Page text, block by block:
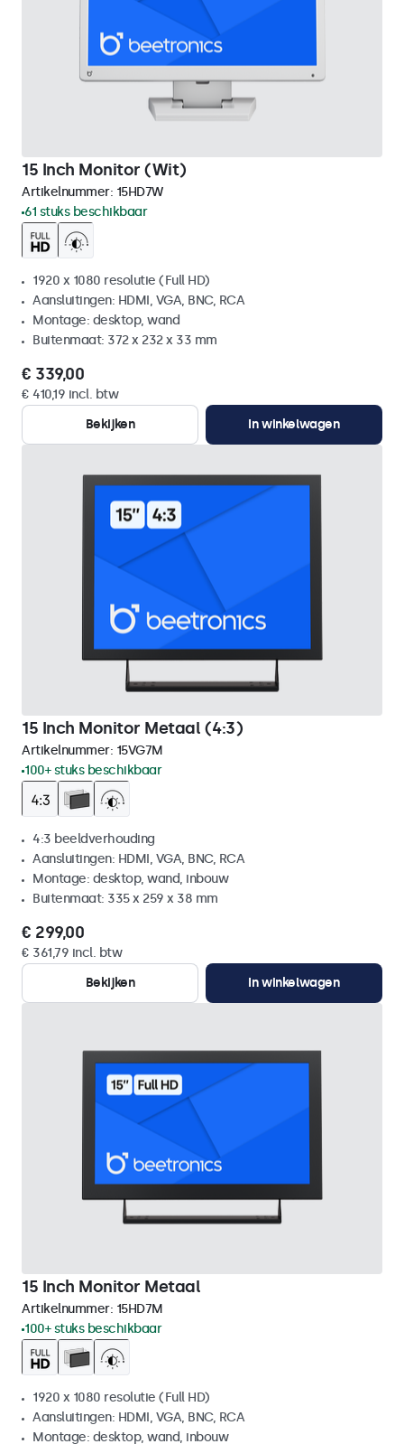
15 Inch Monitor (Wit)
Artikelnummer: 15HD7W
61 stuks beschikbaar
1920 x 1080 resolutie (Full HD)
Aansluitingen: HDMI, VGA, BNC, RCA
Montage: desktop, wand
Buitenmaat: 372 x 232 x 33 mm
€ 339,00
€ 410,19 incl. btw
Bekijken
In winkelwagen
15 Inch Monitor Metaal (4:3)
Artikelnummer: 15VG7M
100+ stuks beschikbaar
4:3 beeldverhouding
Aansluitingen: HDMI, VGA, BNC, RCA
Montage: desktop, wand, inbouw
Buitenmaat: 335 x 259 x 38 mm
€ 299,00
€ 361,79 incl. btw
Bekijken
In winkelwagen
15 Inch Monitor Metaal
Artikelnummer: 15HD7M
100+ stuks beschikbaar
1920 x 1080 resolutie (Full HD)
Aansluitingen: HDMI, VGA, BNC, RCA
Montage: desktop, wand, inbouw